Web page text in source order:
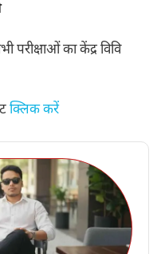
परीक्षाओं का केंद्र विवि
क्लिक करें